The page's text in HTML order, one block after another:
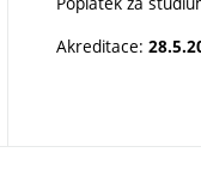
Akreditace: